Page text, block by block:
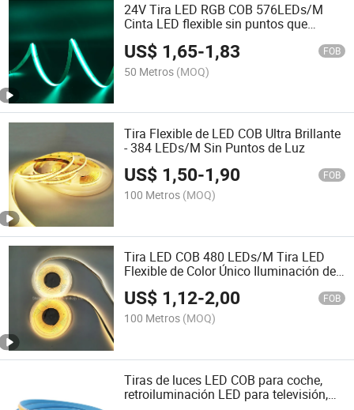
24V Tira LED RGB COB 576LEDs/M
Cinta LED flexible sin puntos que
armarios, bares y lineal
US$ 1,65-1,83 FOB
50 Metros (MOQ)
Tira Flexible de LED COB Ultra Brillante
- 384 LEDs/M Sin Puntos de Luz
US$ 1,50-1,90 FOB
100 Metros (MOQ)
Tira LED COB 480 LEDs/M Tira LED
Flexible de Color Único Iluminación de
Alto CRI
US$ 1,12-2,00 FOB
100 Metros (MOQ)
Tiras de luces LED COB para coche,
retroiluminación LED para televisión,